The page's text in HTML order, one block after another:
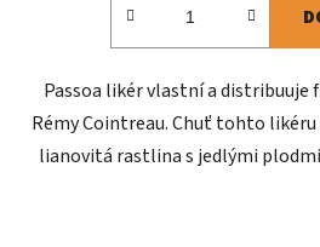
Passoa likér vlastní a distribuuje
Rémy Cointreau. Chuť tohto
lianovitá rastlina s jedlými